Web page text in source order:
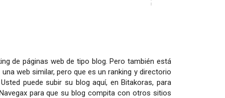
de páginas web de tipo blog. Pero también está
una web similar, pero que es un ranking y directorio
puede subir su blog aquí, en Bitakoras, para
para que su blog compita con otros sitios